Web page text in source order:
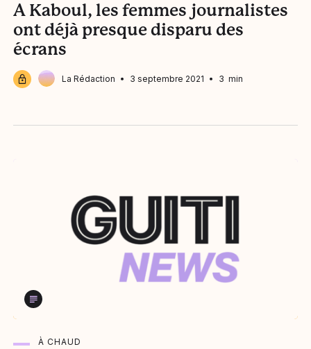
A Kaboul, les femmes journalistes
ont déjà presque disparu des
écrans
La Rédaction 3 septembre 2021 3 min
À CHAUD